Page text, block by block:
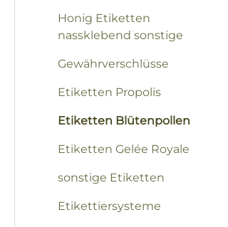
Honig Etiketten
nassklebend sonstige
Gewährverschlüsse
Etiketten Propolis
Etiketten Blütenpollen
Etiketten Gelée Royale
sonstige Etiketten
Etikettiersysteme